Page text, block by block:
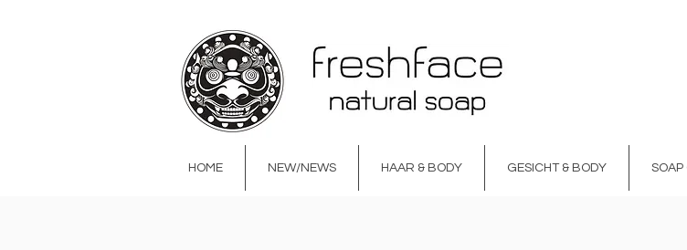
HOME NEW/NEWS HAAR & BODY GESICHT & BODY SOAP